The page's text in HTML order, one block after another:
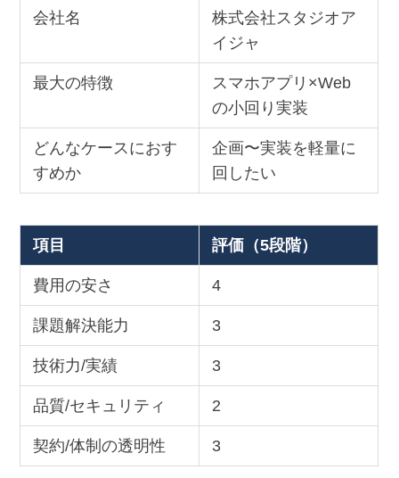
会社名
株式会社スタジオア
イジャ
最大の特徴
スマホアプリ×Web
の小回り実装
どんなケースにおす
すめか
企画〜実装を軽量に
回したい
項目 評価（5段階）
費用の安さ 4
課題解決能力 3
技術力/実績 3
品質/セキュリティ 2
契約/体制の透明性 3